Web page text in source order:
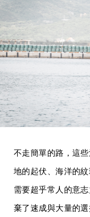
不走簡單的路，這
地的起伏、海洋的
需要超乎常人的意
棄了速成與大量的